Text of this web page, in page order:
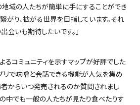
域の人たちが簡単に手にすることができ
がり、拡がる世界を目指しています。それ
会いも期待したいです。」
るコミュニティを示すマップが好評でした
リで味噌と会話できる機能が人気を集め
者からいつ発売されるのか質問されまし
中でも一般の人たちが見たり食べたりす